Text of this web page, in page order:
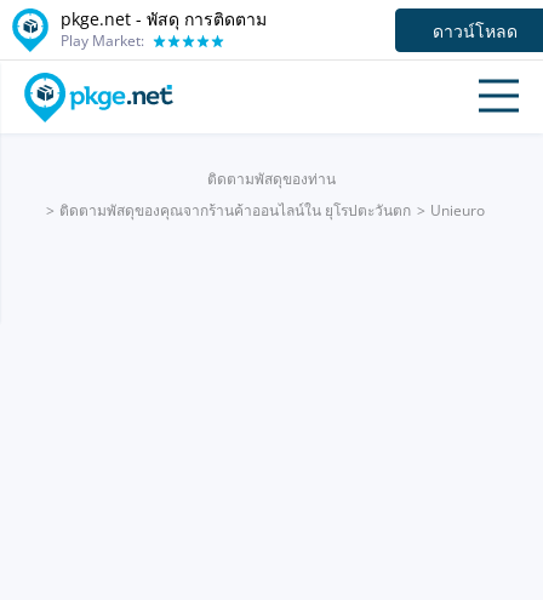
pkge.net - พัสดุ การติดตาม
Play Market: ดาวน์โหลด
ติดตามพัสดุของท่าน
ติดตามพัสดุของคุณจากร้านค้าออนไลน์ใน ยุโรปตะวันตก
Unieuro